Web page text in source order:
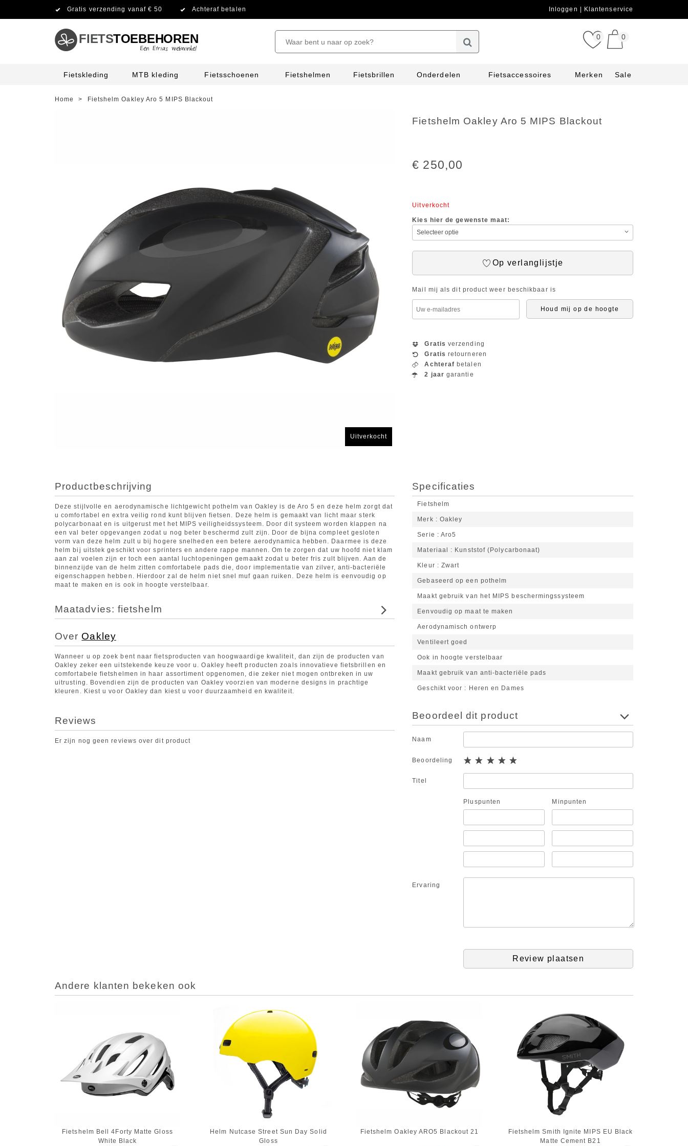
Gratis verzending vanaf € 50 Achteraf betalen Inloggen Klantenservice
FIETSTOEBEHOREN 0 0
Fietskleding MTB kleding Fietsschoenen Fietshelmen Fietsbrillen Onderdelen Fietsaccessoires Merken Sale
Home > Fietshelm Oakley Aro 5 MIPS Blackout
Uitverkocht
Fietshelm Oakley Aro 5 MIPS Blackout
€ 250,00
Uitverkocht
Kies hier de gewenste maat:
Op verlanglijstje
Mail mij als dit product weer beschikbaar is
Houd mij op de hoogte
Gratis verzending
Gratis retourneren
Achteraf betalen
2 jaar garantie
Productbeschrijving
Deze stijlvolle en aerodynamische lichtgewicht pothelm van Oakley is de Aro 5 en deze helm zorgt dat
u comfortabel en extra veilig rond kunt blijven fietsen. Deze helm is gemaakt van licht maar sterk
polycarbonaat en is uitgerust met het MIPS veiligheidssysteem. Door dit systeem worden klappen na
een val beter opgevangen zodat u nog beter beschermd zult zijn. Door de bijna compleet gesloten
vorm van deze helm zult u bij hogere snelheden een betere aerodynamica hebben. Daarmee is deze
helm bij uitstek geschikt voor sprinters en andere rappe mannen. Om te zorgen dat uw hoofd niet klam
aan zal voelen zijn er toch een aantal luchtopeningen gemaakt zodat u beter fris zult blijven. Aan de
binnenzijde van de helm zitten comfortabele pads die, door implementatie van zilver, anti-bacteriële
eigenschappen hebben. Hierdoor zal de helm niet snel muf gaan ruiken. Deze helm is eenvoudig op
maat te maken en is ook in hoogte verstelbaar.
Maatadvies: fietshelm
Over Oakley
Wanneer u op zoek bent naar fietsproducten van hoogwaardige kwaliteit, dan zijn de producten van
Oakley zeker een uitstekende keuze voor u. Oakley heeft producten zoals innovatieve fietsbrillen en
comfortabele fietshelmen in haar assortiment opgenomen, die zeker niet mogen ontbreken in uw
uitrusting. Bovendien zijn de producten van Oakley voorzien van moderne designs in prachtige
kleuren. Kiest u voor Oakley dan kiest u voor duurzaamheid en kwaliteit.
Specificaties
Fietshelm
Merk Oakley
Serie Aro5
Materiaal Kunststof (Polycarbonaat)
Kleur Zwart
Gebaseerd op een pothelm
Maakt gebruik van het MIPS beschermingssysteem
Eenvoudig op maat te maken
Aerodynamisch ontwerp
Ventileert goed
Ook in hoogte verstelbaar
Maakt gebruik van anti-bacteriële pads
Geschikt voor Heren en Dames
Reviews
Er zijn nog geen reviews over dit product
Beoordeel dit product
Naam
Beoordeling
Titel
Pluspunten Minpunten
Ervaring
Review plaatsen
Andere klanten bekeken ook
Fietshelm Bell 4Forty Matte Gloss
White Black
Helm Nutcase Street Sun Day Solid
Gloss
Fietshelm Oakley ARO5 Blackout 21
Fietshelm Smith Ignite MIPS EU Black
Matte Cement B21